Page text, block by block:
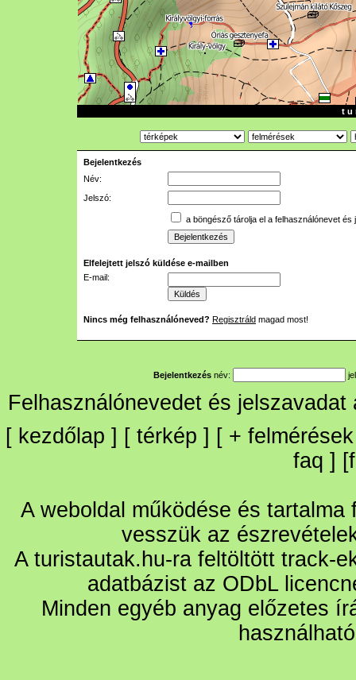
t u
Bejelentkezés
Név:
Jelszó:
a böngésző tárolja el a felhasználónevet és
Elfelejtett jelszó küldése e-mailben
E-mail:
Nincs még felhasználóneved? Regisztráld magad most!
Bejelentkezés név:
Felhasználónevedet és
[ kezdőlap ] [ térkép ] [ + felmérések
faq ] [
A weboldal működése és
vesszük az
A turistautak.hu-ra feltöltött track-
adatbázist az ODbL
Minden egyéb anyag előzetes